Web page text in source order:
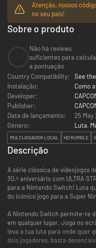
Atenção, nossos
no seu país!
Sobre o produto
Não há reviews
suficientes para
a pontuação
Country Compatibility:
See
Instalação:
Como
Developer:
Publisher:
Data de lançamento:
25 May
Género:
Luta,
MULTIJOGADOR LOCAL HD RUMBLE
Descrição
A série clássica de videojogos
30.º aniversário com ULTRA
para a Nintendo Switch! Luta
do icónico jogo para a Super
A Nintendo Switch permite-te
em qualquer lugar. Joga no
leva a tua luta para onde quer
dois jogadores, basta